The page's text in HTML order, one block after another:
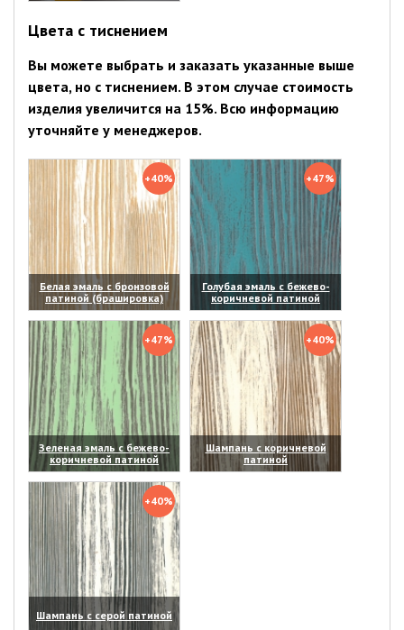
(увеличить)
Цвета с тиснением
Вы можете выбрать и заказать указанные выше
цвета, но с тиснением. В этом случае стоимость
изделия увеличится на 15%. Всю информацию
уточняйте у менеджеров.
+40%
Белая эмаль с бронзовой
патиной (брашировка)
(увеличить)
+47%
Голубая эмаль с бежево-
коричневой патиной
(увеличить)
+47%
Зеленая эмаль с бежево-
коричневой патиной
(увеличить)
+40%
Шампань с коричневой
патиной
(увеличить)
+40%
Шампань с серой патиной